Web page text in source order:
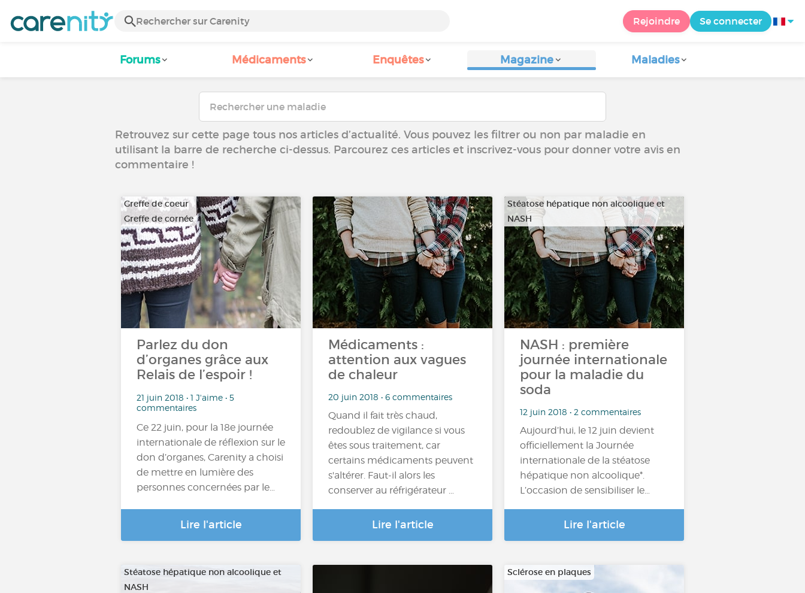
Rejoindre Se connecter
Forums Médicaments Enquêtes Magazine Maladies
Retrouvez sur cette page tous nos articles d’actualité. Vous pouvez les filtrer ou non par maladie en
utilisant la barre de recherche ci-dessus. Parcourez ces articles et inscrivez-vous pour donner votre avis en
commentaire !
Greffe de coeur
Greffe de cornée
…
Parlez du don
d’organes grâce aux
Relais de l’espoir !
21 juin 2018 • 1 J'aime • 5
commentaires
Ce 22 juin, pour la 18e journée
internationale de réflexion sur le
don d’organes, Carenity a choisi
de mettre en lumière des
personnes concernées par le…
Lire l'article
Médicaments :
attention aux vagues
de chaleur
20 juin 2018 • 6 commentaires
Quand il fait très chaud,
redoublez de vigilance si vous
êtes sous traitement, car
certains médicaments peuvent
s'altérer. Faut-il alors les
conserver au réfrigérateur …
Lire l'article
Stéatose hépatique non alcoolique et
NASH
NASH : première
journée internationale
pour la maladie du
soda
12 juin 2018 • 2 commentaires
Aujourd’hui, le 12 juin devient
officiellement la Journée
internationale de la stéatose
hépatique non alcoolique*.
L’occasion de sensibiliser le…
Lire l'article
Stéatose hépatique non alcoolique et
NASH
Sclérose en plaques